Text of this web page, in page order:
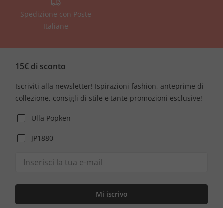
Spedizione con Poste
Italiane
15€ di sconto
Iscriviti alla newsletter! Ispirazioni fashion, anteprime di
collezione, consigli di stile e tante promozioni esclusive!
Ulla Popken
JP1880
Mi iscrivo